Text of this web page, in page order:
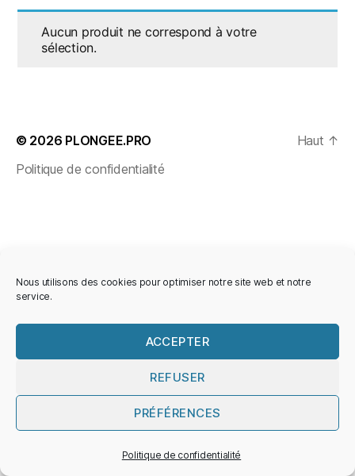
Nous utilisons des cookies pour optimiser notre site web et notre
service.
ACCEPTER
REFUSER
PRÉFÉRENCES
Politique de confidentialité
Aucun produit ne correspond à votre
sélection.
© 2026 PLONGEE.PRO
Politique de confidentialité
Haut ↑